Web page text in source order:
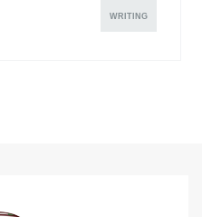
WRITING